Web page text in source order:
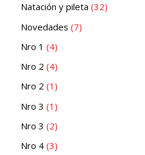
Natación y pileta 32
Novedades 7
Nro 1
4
Nro 2 4
Nro 2 1
Nro 3 1
Nro 3 2
Nro 4 3